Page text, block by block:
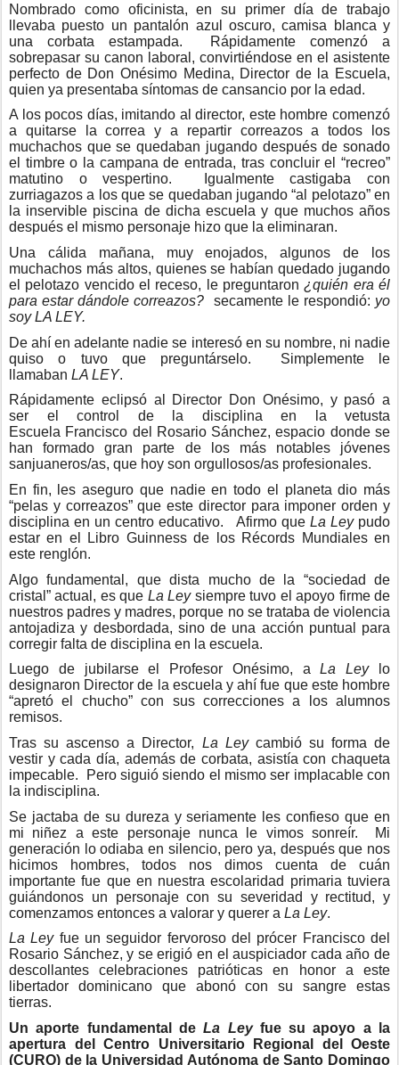
Nombrado como oficinista, en su primer día de trabajo
llevaba puesto un pantalón azul oscuro, camisa blanca y
una corbata estampada. Rápidamente comenzó a
sobrepasar su canon laboral, convirtiéndose en el asistente
perfecto de Don Onésimo Medina, Director de la Escuela,
quien ya presentaba síntomas de cansancio por la edad.
A los pocos días, imitando al director, este hombre comenzó
a quitarse la correa y a repartir correazos a todos los
muchachos que se quedaban jugando después de sonado
el timbre o la campana de entrada, tras concluir el “recreo”
matutino o vespertino. Igualmente castigaba con
zurriagazos a los que se quedaban jugando “al pelotazo” en
la inservible piscina de dicha escuela y que muchos años
después el mismo personaje hizo que la eliminaran.
Una cálida mañana, muy enojados, algunos de los
muchachos más altos, quienes se habían quedado jugando
el pelotazo vencido el receso, le preguntaron¿quién era él
para estar dándole correazos?
secamente le respondió: yo
soy LA LEY.
De ahí en adelante nadie se interesó en su nombre, ni nadie
quiso o tuvo que preguntárselo. Simplemente le
llamaban LA LEY.
Rápidamente eclipsó al Director Don Onésimo, y pasó a
ser el control de la disciplina en la vetusta
Escuela Francisco del Rosario Sánchez, espacio donde se
han formado gran parte de los más notables jóvenes
sanjuaneros/as, que hoy son orgullosos/as profesionales.
En fin, les aseguro que nadie en todo el planeta dio más
“pelas y correazos” que este director para imponer orden y
disciplina en un centro educativo. Afirmo que La Leypudo
estar en el Libro Guinness de los Récords Mundiales en
este renglón.
Algo fundamental, que dista mucho de la “sociedad de
cristal” actual, es que La Leysiempre tuvo el apoyo firme de
nuestros padres y madres, porque no se trataba de violencia
antojadiza y desbordada, sino de una acción puntual para
corregir falta de disciplina en la escuela.
Luego de jubilarse el Profesor Onésimo, aLa Leylo
designaron Director de la escuela y ahí fue que este hombre
“apretó el chucho” con sus correcciones a los alumnos
remisos.
Tras su ascenso a Director, La Leycambió su forma de
vestir y cada día, además de corbata, asistía con chaqueta
impecable. Pero siguió siendo el mismo ser implacable con
la indisciplina.
Se jactaba de su dureza y seriamente les confieso que en
mi niñez a este personaje nunca le vimos sonreír. Mi
generación lo odiaba en silencio, pero ya, después que nos
hicimos hombres, todos nos dimos cuenta de cuán
importante fue que en nuestra escolaridad primaria tuviera
guiándonos un personaje con su severidad y rectitud, y
comenzamos entonces a valorar y querer a La Ley.
La Leyfue un seguidor fervoroso del prócer Francisco del
Rosario Sánchez, y se erigió en el auspiciador cada año de
descollantes celebraciones patrióticas en honor a este
libertador dominicano que abonó con su sangre estas
tierras.
Un aporte fundamental deLa Leyfue su apoyo a la
apertura del Centro Universitario Regional del Oeste
(CURO) de la Universidad Autónoma de Santo Domingo